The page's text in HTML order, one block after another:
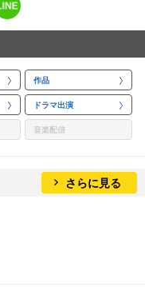
作品
ドラマ出演
音楽配信
さらに見る